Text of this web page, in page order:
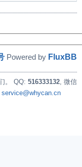
Powered by FluxBB
。 QQ: 516333132, 微信
service@whycan.cn